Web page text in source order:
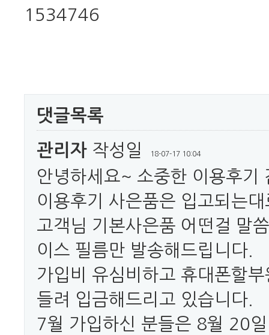
댓글목록
관리자 작성일 18-07-17 10:04
안녕하세요~ 소중한 이용후기
이용후기 사은품은 입고되는
고객님 기본사은품 어떤걸 말
이스 필름만 발송해드립니다.
가입비 유심비하고 휴대폰할
들려 입금해드리고 있습니다.
7월 가입하신 분들은 8월 20